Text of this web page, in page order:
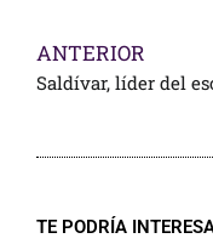
ANTERIOR
TE PODRÍA